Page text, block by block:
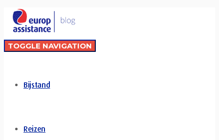
TOGGLE NAVIGATION
Bijstand
Reizen